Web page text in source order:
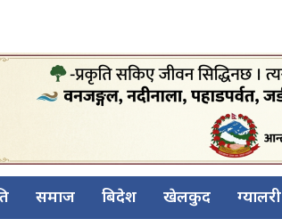
समाज बिदेश खेलकुद ग्यालरी